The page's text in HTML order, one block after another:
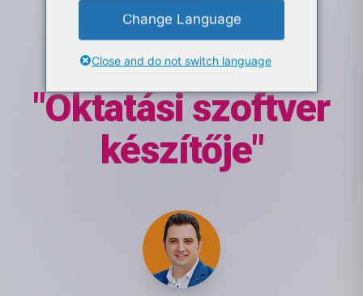
Aplică pentru
certificatul de
"Oktatási szoftver
készítője"
Change Language
Close and do not switch language